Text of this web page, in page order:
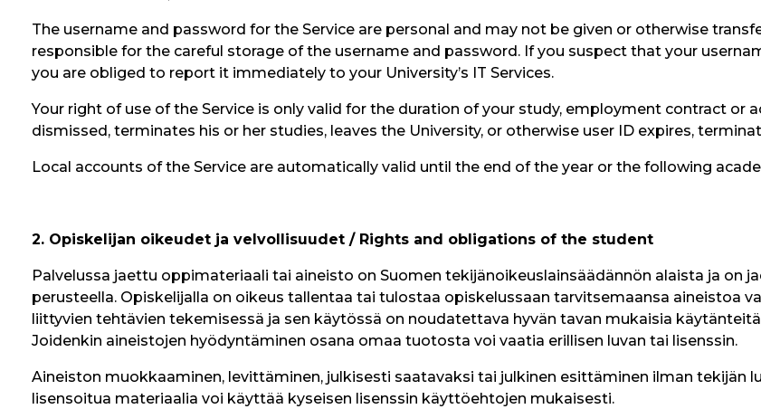
The username and password for the Service are personal and may not be given or otherwise
responsible for the careful storage of the username and password. If you suspect that your
you are obliged to report it immediately to your University’s IT Services.
Your right of use of the Service is only valid for the duration of your study, employment contract or
dismissed, terminates his or her studies, leaves the University, or otherwise user ID expires,
Local accounts of the Service are automatically valid until the end of the year or the following
2. Opiskelijan oikeudet ja velvollisuudet / Rights and obligations of the student
Palvelussa jaettu oppimateriaali tai aineisto on Suomen tekijänoikeuslainsäädännön alaista ja on
perusteella. Opiskelijalla on oikeus tallentaa tai tulostaa opiskelussaan tarvitsemaansa aineistoa
liittyvien tehtävien tekemisessä ja sen käytössä on noudatettava hyvän tavan mukaisia
Joidenkin aineistojen hyödyntäminen osana omaa tuotosta voi vaatia erillisen luvan tai lisenssin.
Aineiston muokkaaminen, levittäminen, julkisesti saatavaksi tai julkinen esittäminen ilman tekijän
lisensoitua materiaalia voi käyttää kyseisen lisenssin käyttöehtojen mukaisesti.